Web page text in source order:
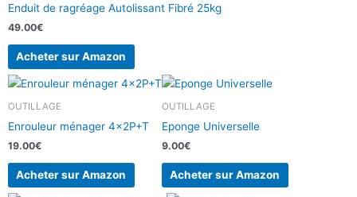
Enduit de ragréage Autolissant Fibré 25kg
49.00€
Acheter sur Amazon
OUTILLAGE
Enrouleur ménager 4x2P+T
19.00€
Acheter sur Amazon
OUTILLAGE
Eponge Universelle
9.00€
Acheter sur Amazon